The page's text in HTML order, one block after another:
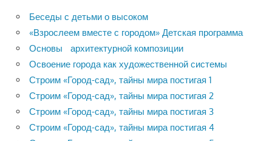
Беседы с детьми о высоком
«Взрослеем вместе с городом» Детская программа
Основы архитектурной композиции
Освоение города как художественной системы
Строим «Город-сад», тайны мира постигая 1
Строим «Город-сад», тайны мира постигая 2
Строим «Город-сад», тайны мира постигая 3
Строим «Город-сад», тайны мира постигая 4